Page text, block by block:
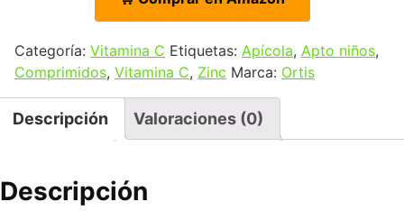
Categoría: Vitamina C Etiquetas: Apícola, Apto niños,
Comprimidos, Vitamina C, Zinc Marca: Ortis
Descripción Valoraciones (0)
Descripción